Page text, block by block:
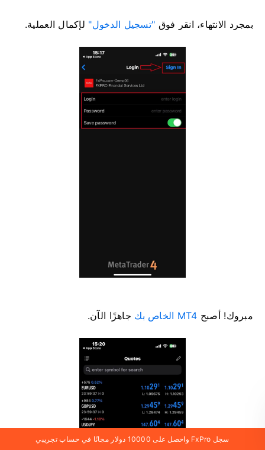
بمجرد الانتهاء، انقر فوق "تسجيل الدخول" لإكمال العملية.
مبروك! أصبح MT4 الخاص بك جاهزًا الآن.
سجل FxPro واحصل على 10000 دولار مجانًا في حساب تجريبي